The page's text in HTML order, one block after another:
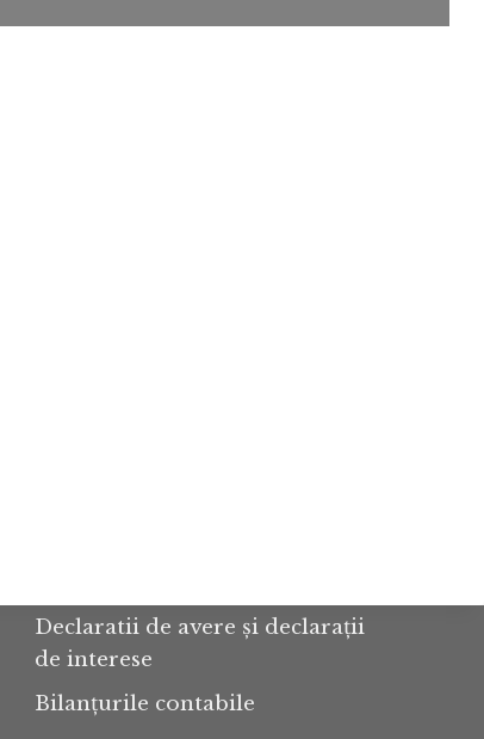
Declaratii de avere și declarații
de interese
Bilanțurile contabile